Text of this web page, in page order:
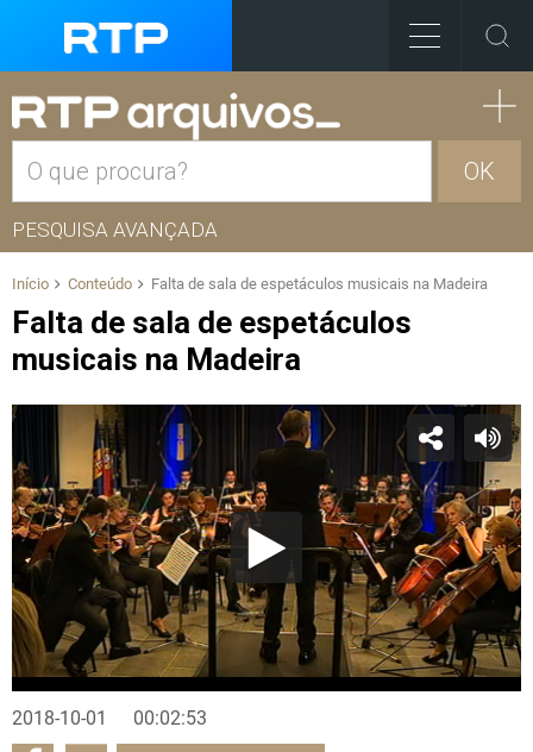
OK
PESQUISA AVANÇADA
Início Conteúdo Falta de sala de espetáculos musicais na Madeira
Falta de sala de espetáculos
musicais na Madeira
2018-10-01 00:02:53